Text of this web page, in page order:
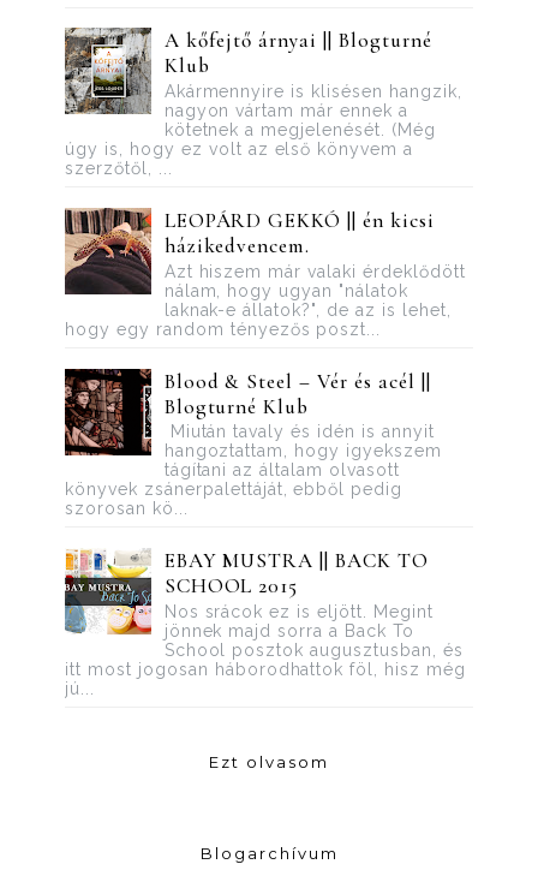
A kőfejtő árnyai || Blogturné
Klub
Akármennyire is klisésen hangzik,
nagyon vártam már ennek a
kötetnek a megjelenését. (Még
úgy is, hogy ez volt az első könyvem a
szerzőtől, ...
LEOPÁRD GEKKÓ || én kicsi
házikedvencem.
Azt hiszem már valaki érdeklődött
nálam, hogy ugyan "nálatok
laknak-e állatok?", de az is lehet,
hogy egy random tényezős poszt...
Blood ​& Steel – Vér és acél ||
Blogturné Klub
Miután tavaly és idén is annyit
hangoztattam, hogy igyekszem
tágítani az általam olvasott
könyvek zsánerpalettáját, ebből pedig
szorosan kö...
EBAY MUSTRA || BACK TO
SCHOOL 2015
Nos srácok ez is eljött. Megint
jönnek majd sorra a Back To
School posztok augusztusban, és
itt most jogosan háborodhattok föl, hisz még
jú...
Ezt olvasom
Blogarchívum